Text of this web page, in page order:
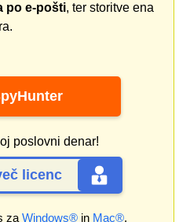
po e-pošti, ter storitve ena
poslovni denar!
licenc
za Windows®in Mac®.